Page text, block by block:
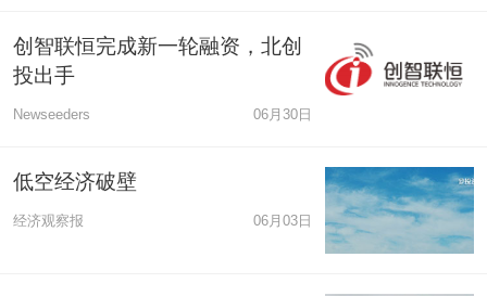
创智联恒完成新一轮融资，北创
投出手
Newseeders 06月30日
低空经济破壁
经济观察报 06月03日